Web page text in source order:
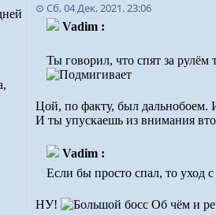
⊙ Сб, 04 Дек, 2021. 23:06
Vadim :
Ты говорил, что спят за
Цой, по факту, был
И ты упускаешь из внимания
Vadim :
Если бы просто спал, то уход
НУ! Об чём и